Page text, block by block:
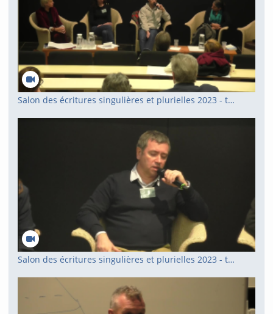
Salon des écritures singulières et plurielles 2023 - table ronde 2
Salon des écritures singulières et plurielles 2023 - table ronde 1